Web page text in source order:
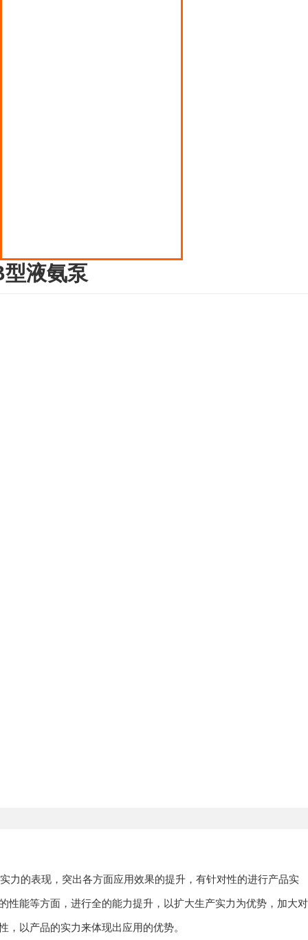
液氨泵
力的表现，突出各方面应用效果的提升，有针对性的进行产品实
能等方面，进行全的能力提升，以扩大生产实力为优势，加大对
以产品的实力来体现出应用的优势。